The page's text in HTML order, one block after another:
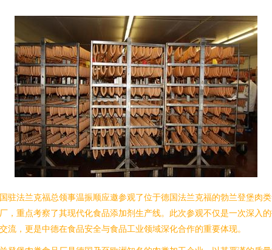
驻法兰克福总领事温振顺应邀参观了位于德国法兰克福的勃兰登堡肉
，重点考察了其现代化食品添加剂生产线。此次参观不仅是一次深入
流，更是中德在食品安全与食品工业领域深化合作的重要体现。